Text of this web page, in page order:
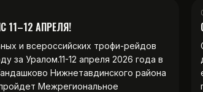
11–12 АПРЕЛЯ!
и всероссийских трофи-рейдов
за Уралом.11-12 апреля 2026 года в
Нижнетавдинского района
Межрегиональное